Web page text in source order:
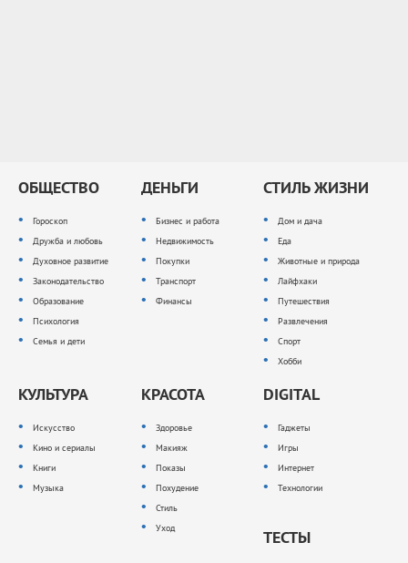
ОБЩЕСТВО
Гороскоп
Дружба и любовь
Духовное развитие
Законодательство
Образование
Психология
Семья и дети
ДЕНЬГИ
Бизнес и работа
Недвижимость
Покупки
Транспорт
Финансы
СТИЛЬ ЖИЗНИ
Дом и дача
Еда
Животные и природа
Лайфхаки
Путешествия
Развлечения
Спорт
Хобби
КУЛЬТУРА
Искусство
Кино и сериалы
Книги
Музыка
КРАСОТА
Здоровье
Макияж
Показы
Похудение
Стиль
Уход
DIGITAL
Гаджеты
Игры
Интернет
Технологии
ТЕСТЫ